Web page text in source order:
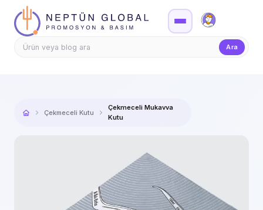
Firma Girişi
Ara
Çekmeceli Kutu
Çekmeceli Mukavva
Kutu